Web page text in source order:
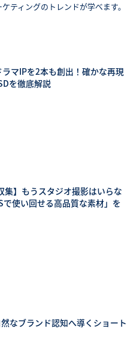
ティングのトレンドが学べます。
マIPを2本も創出！確かな再現
を徹底解説
集】もうスタジオ撮影はいらな
使い回せる高品質な素材」を
なブランド認知へ導くショート